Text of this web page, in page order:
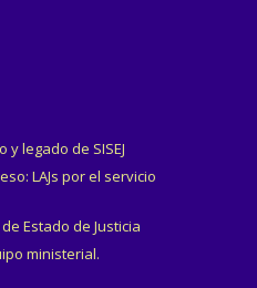
legado de SISEJ
LAJs por el servicio
Estado de Justicia
ministerial.